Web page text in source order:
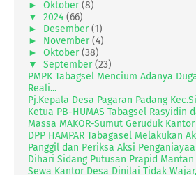
► Oktober (8)
▼
2024 (66)
► Desember (1)
► November (4)
► Oktober (38)
▼
September (23)
PMPK Tabagsel Mencium Adanya
Reali...
Pj.Kepala Desa Pagaran Padang
Ketua PB-HUMAS Tabagsel Rasyidin
Massa MAKOR-Sumut Geruduk
DPP HAMPAR Tabagasel Melakukan
Panggil dan Periksa Aksi
Dihari Sidang Putusan Prapid Mantan
Sewa Kantor Desa Dinilai Tidak